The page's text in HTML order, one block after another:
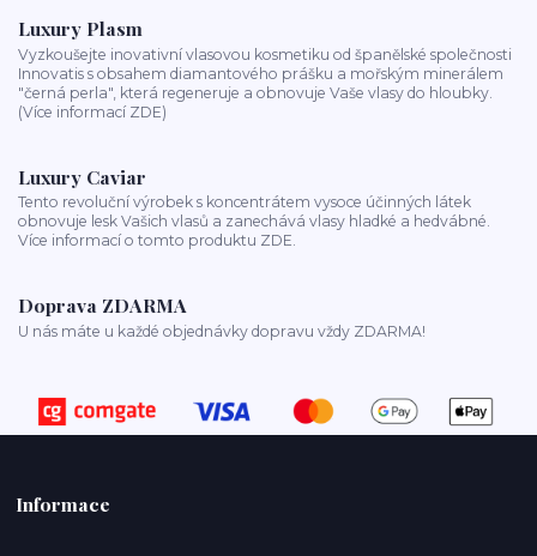
Luxury Plasm
Vyzkoušejte inovativní vlasovou kosmetiku od španělské společnosti
Innovatis s obsahem diamantového prášku a mořským minerálem
"černá perla", která regeneruje a obnovuje Vaše vlasy do hloubky.
(Více informací ZDE)
Luxury Caviar
Tento revoluční výrobek s koncentrátem vysoce účinných látek
obnovuje lesk Vašich vlasů a zanechává vlasy hladké a hedvábné.
Více informací o tomto produktu ZDE.
Doprava ZDARMA
U nás máte u každé objednávky dopravu vždy ZDARMA!
Informace